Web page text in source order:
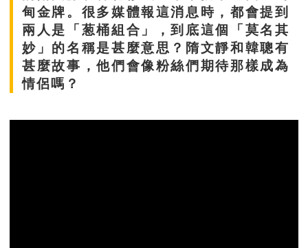
甸金牌。很多媒體報這消息時，都會提到
兩人是「葱桶組合」，到底這個「莫名其
妙」的名稱是甚麼意思？隋文靜和韓聰有
甚麼故事，他們會像粉絲們期待那樣成為
情侶嗎？